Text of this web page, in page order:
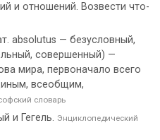
и отношений. Возвести что-
absolutus — безусловный,
совершенный) —
мира, первоначало всего
всеобщим,
словарь
и Гегель. Энциклопедический